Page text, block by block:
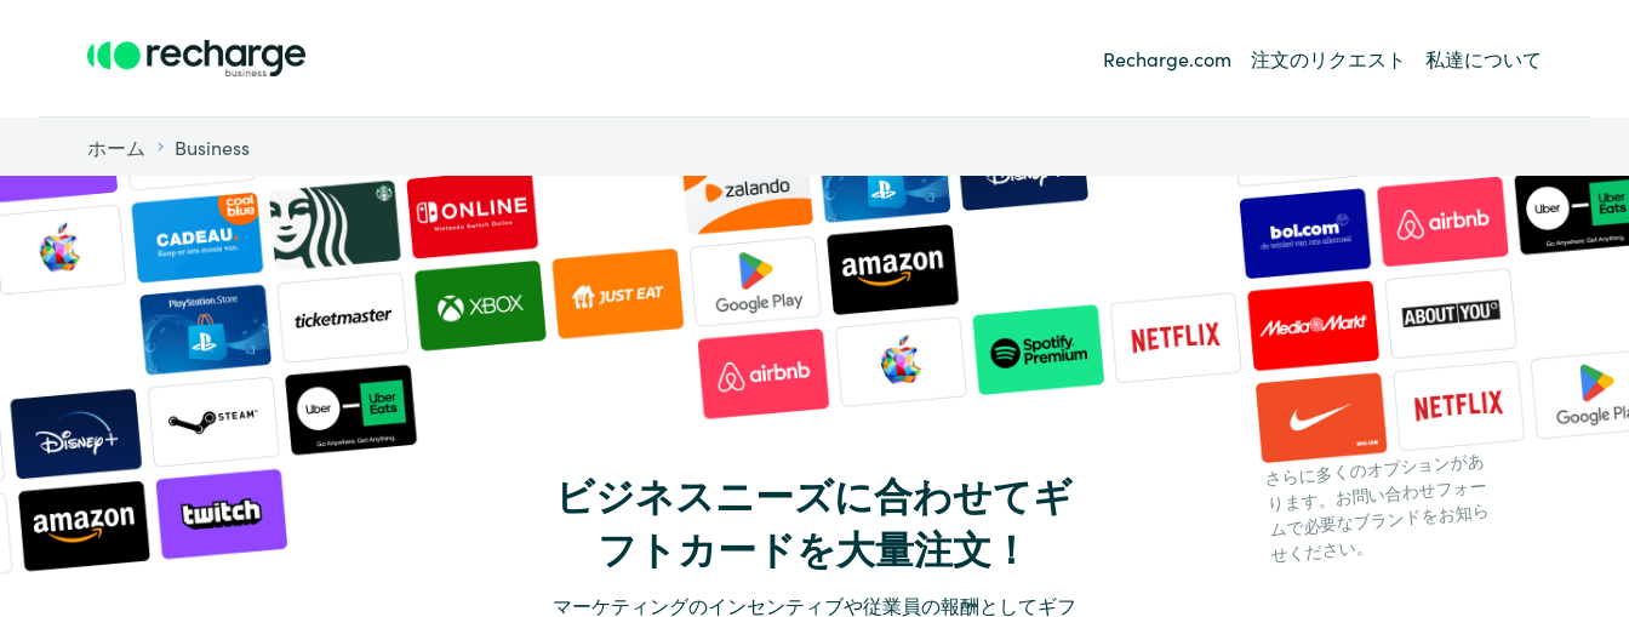
Recharge.com 注文のリクエスト 私達について
ホーム Business
ビジネスニーズに合わせてギ
フトカードを大量注文！
マーケティングのインセンティブや従業員の報酬としてギフ
さらに多くのオプションがあ
ります。お問い合わせフォー
ムで必要なブランドをお知ら
せください。